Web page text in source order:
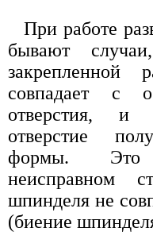
При работе
бывают
закрепленной
совпадает с
отверстия, и
отверстие
формы. Это
неисправном
шпинделя не
(биение